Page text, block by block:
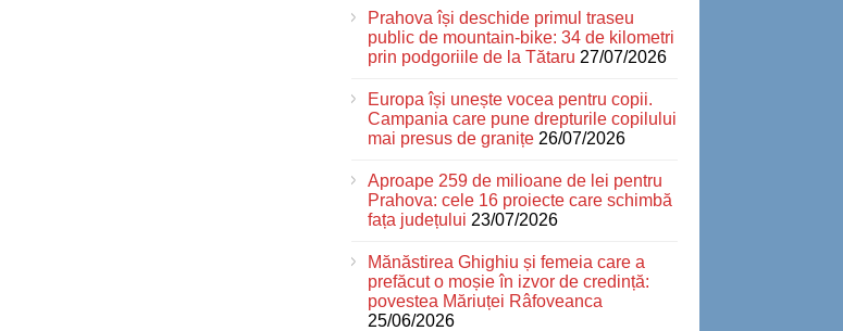
Prahova își deschide primul traseu
public de mountain-bike: 34 de kilometri
prin podgoriile de la Tătaru 27/07/2026
Europa își unește vocea pentru copii.
Campania care pune drepturile copilului
mai presus de granițe 26/07/2026
Aproape 259 de milioane de lei pentru
Prahova: cele 16 proiecte care schimbă
fața județului 23/07/2026
Mănăstirea Ghighiu și femeia care a
prefăcut o moșie în izvor de credință:
povestea Măriuței Râfoveanca
25/06/2026